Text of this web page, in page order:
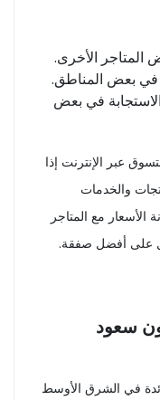
المتاجر الأخرى.
في بعض المناطق.
في بعض
عبر الإنترنت إذا
والخدمات
الأسعار مع المتاجر
على أفضل صفقة.
سعود
في الشرق الأوسط